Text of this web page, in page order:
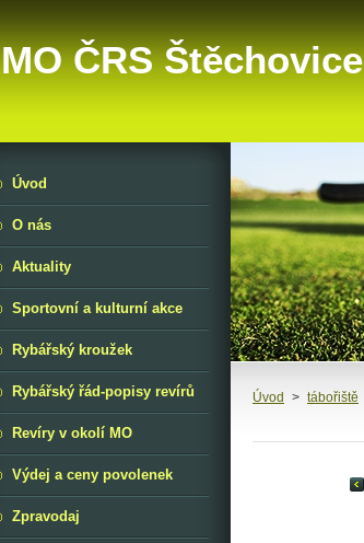
MO ČRS Štěchovice
Úvod > tábořiště
Úvod
O nás
Aktuality
Sportovní a kulturní akce
Rybářský kroužek
Rybářský řád-popisy revírů
Revíry v okolí MO
Výdej a ceny povolenek
Zpravodaj